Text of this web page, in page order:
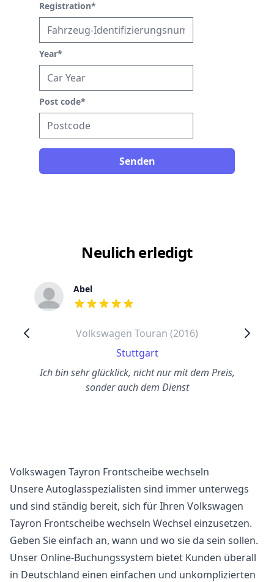
Registration*
Year*
Post code*
Senden
Neulich erledigt
Abel
out of 5 stars
Volkswagen Touran (2016)
Stuttgart
Ich bin sehr glücklick, nicht nur mit dem Preis,
sonder auch dem Dienst
Volkswagen Tayron Frontscheibe wechseln
Unsere Autoglasspezialisten sind immer unterwegs
und sind ständig bereit, sich für Ihren Volkswagen
Tayron Frontscheibe wechseln Wechsel einzusetzen.
Geben Sie einfach an, wann und wo sie da sein sollen.
Unser Online-Buchungssystem bietet Kunden überall
in Deutschland einen einfachen und unkomplizierten